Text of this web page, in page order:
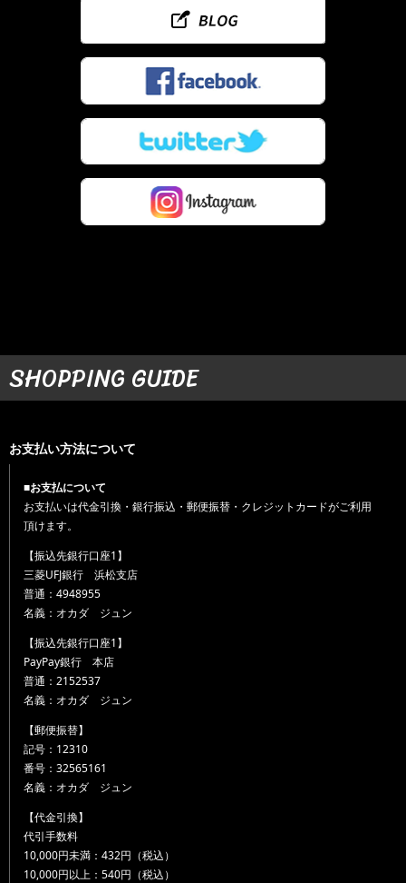
SHOPPING GUIDE
お支払い方法について
■お支払について
お支払いは代金引換・銀行振込・郵便振替・クレジットカードがご利用
頂けます。
【振込先銀行口座1】
三菱UFJ銀行 浜松支店
普通：4948955
名義：オカダ ジュン
【振込先銀行口座1】
PayPay銀行 本店
普通：2152537
名義：オカダ ジュン
【郵便振替】
記号：12310
番号：32565161
名義：オカダ ジュン
【代金引換】
代引手数料
10,000円未満：432円（税込）
10,000円以上：540円（税込）